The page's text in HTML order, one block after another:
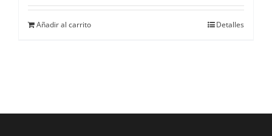
Añadir al carrito Detalles